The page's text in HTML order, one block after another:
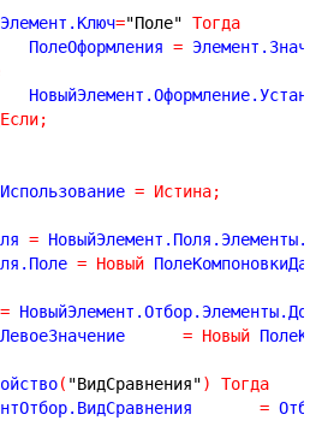
Элемент.Ключ="Поле" Тогда
			ПолеОформления
=
;
= Истина;
=
= Новый
=
	ЭлементОтбор.ЛевоеЗначение
= Новый
( "ВидСравнения")
Тогда
		ЭлементОтбор.ВидСравнения
=